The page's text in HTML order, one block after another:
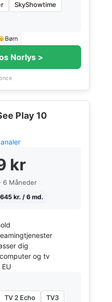
SkyShowtime
Børn
Norlys >
Play 10
kr
6 Måneder
kr. / 6 md.
dig
og tv
TV 2 Echo
TV3